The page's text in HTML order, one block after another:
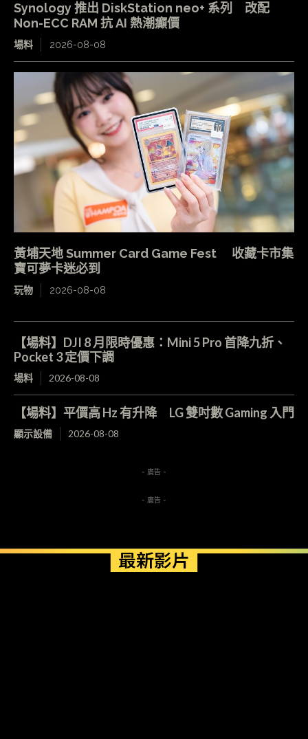
Synology 推出 DiskStation neo+ 系列 改配
Non-ECC RAM 抗 AI 熱潮癲價
場料 2026-08-08
黃埔天地 Summer Card Game Fest 收藏卡市集
寶可夢卡迷必到
玩物 2026-08-08
【場料】DJI 8 月限時優惠：Mini 5 Pro 首降九折、
Pocket 3 定價下調
場料 2026-08-08
【場料】平價高 Hz 有升降 LG 雙吋數 Gaming 入門
顯示設備 2026-08-08
- 廣告 -
- 廣告 -
最新影片